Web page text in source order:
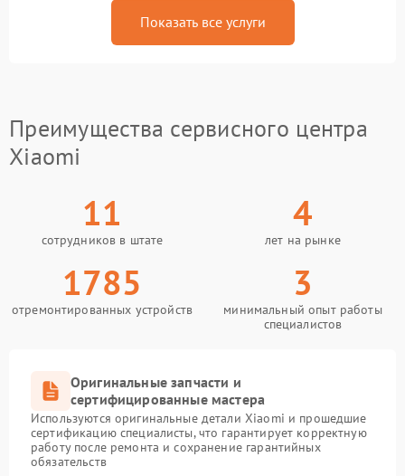
Показать все услуги
Преимущества сервисного центра
Xiaomi
11
сотрудников в штате
4
лет на рынке
1785
отремонтированных устройств
3
минимальный опыт работы
специалистов
Оригинальные запчасти и
сертифицированные мастера
Используются оригинальные детали Xiaomi и прошедшие
сертификацию специалисты, что гарантирует корректную
работу после ремонта и сохранение гарантийных
обязательств